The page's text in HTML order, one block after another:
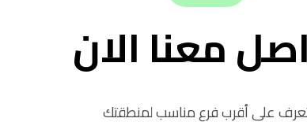
معنا الان
على أقرب فرع مناسب لمنطقتك